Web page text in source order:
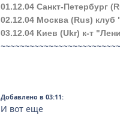
01.12.04 Санкт-Петербург
02.12.04 Москва (Rus) клуб
03.12.04 Киев (Ukr) к-т
Добавлено в 03:11:
И вот еще